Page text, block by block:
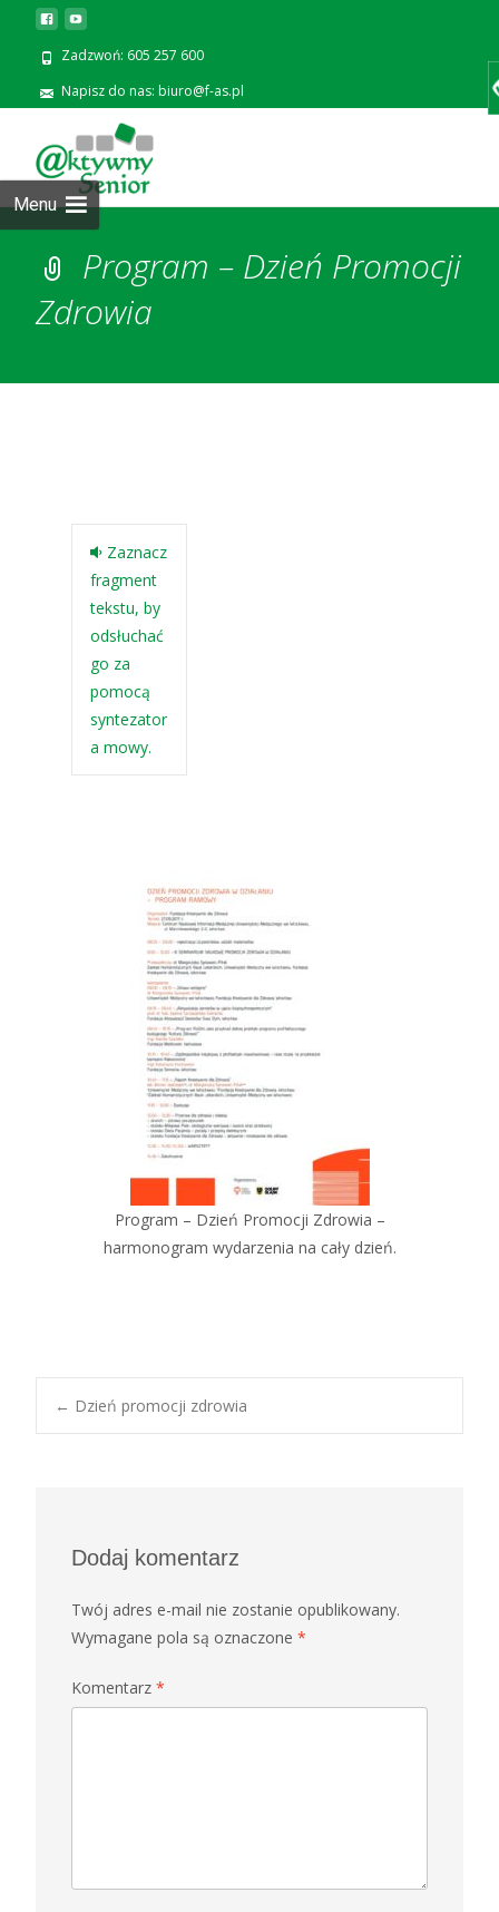
Zadzwoń: 605 257 600
Napisz do nas: biuro@f-as.pl
Menu
Program – Dzień Promocji
Zdrowia
Zaznacz
fragment
tekstu, by
odsłuchać
go za
pomocą
syntezator
a mowy.
Program – Dzień Promocji Zdrowia –
harmonogram wydarzenia na cały dzień.
wpisów
← Dzień promocji zdrowia
Dodaj komentarz
Twój adres e-mail nie zostanie opublikowany.
Wymagane pola są oznaczone *
Komentarz *